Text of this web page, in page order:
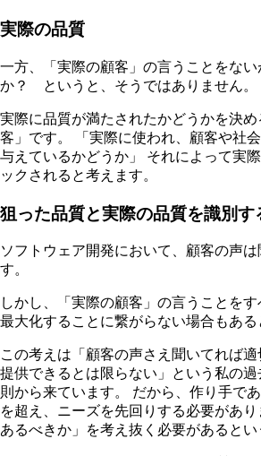
実際の品質
一方、「実際の顧客」の言うことをな
か？ というと、そうではありません。
実際に品質が満たされたかどうかを決
客」です。 「実際に使われ、顧客や社
与えているかどうか」 それによって実
ックされると考えます。
狙った品質と実際の品質を識別す
ソフトウェア開発において、顧客の声は
す。
しかし、「実際の顧客」の言うことを
最大化することに繋がらない場合もある
この考えは「顧客の声さえ聞いてれば
提供できるとは限らない」という私の
則から来ています。 だから、作り手で
を超え、ニーズを先回りする必要があり
あるべきか」を考え抜く必要があるとい